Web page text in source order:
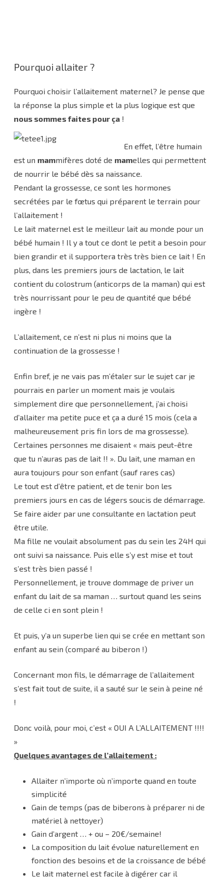
Pourquoi allaiter ?
Pourquoi choisir l’allaitement maternel? Je pense que
la réponse la plus simple et la plus logique est que
nous sommes faites pour ça !
En effet, l’être humain
est un mammifères doté de mamelles qui permettent
de nourrir le bébé dès sa naissance.
Pendant la grossesse, ce sont les hormones
secrétées par le fœtus qui préparent le terrain pour
l’allaitement !
Le lait maternel est le meilleur lait au monde pour un
bébé humain ! Il y a tout ce dont le petit a besoin pour
bien grandir et il supportera très très bien ce lait ! En
plus, dans les premiers jours de lactation, le lait
contient du colostrum (anticorps de la maman) qui est
très nourrissant pour le peu de quantité que bébé
ingère !
L’allaitement, ce n’est ni plus ni moins que la
continuation de la grossesse !
Enfin bref, je ne vais pas m’étaler sur le sujet car je
pourrais en parler un moment mais je voulais
simplement dire que personnellement, j’ai choisi
d’allaiter ma petite puce et ça a duré 15 mois (cela a
malheureusement pris fin lors de ma grossesse).
Certaines personnes me disaient « mais peut-être
que tu n’auras pas de lait !! ». Du lait, une maman en
aura toujours pour son enfant (sauf rares cas)
Le tout est d’être patient, et de tenir bon les
premiers jours en cas de légers soucis de démarrage.
Se faire aider par une consultante en lactation peut
être utile.
Ma fille ne voulait absolument pas du sein les 24H qui
ont suivi sa naissance. Puis elle s’y est mise et tout
s’est très bien passé !
Personnellement, je trouve dommage de priver un
enfant du lait de sa maman … surtout quand les seins
de celle ci en sont plein !
Et puis, y’a un superbe lien qui se crée en mettant son
enfant au sein (comparé au biberon !)
Concernant mon fils, le démarrage de l’allaitement
s’est fait tout de suite, il a sauté sur le sein à peine né
!
Donc voilà, pour moi, c’est « OUI A L’ALLAITEMENT !!!!
»
Quelques avantages de l’allaitement :
Allaiter n’importe où n’importe quand en toute
simplicité
Gain de temps (pas de biberons à préparer ni de
matériel à nettoyer)
Gain d’argent … + ou – 20€/semaine!
La composition du lait évolue naturellement en
fonction des besoins et de la croissance de bébé
Le lait maternel est facile à digérer car il